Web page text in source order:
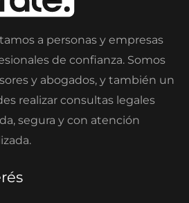
a personas y empresas
de confianza. Somos
y abogados, y también un
realizar consultas legales
segura y con atención